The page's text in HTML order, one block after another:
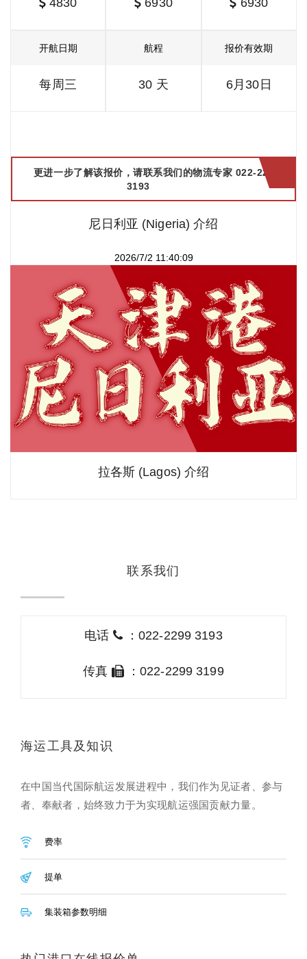
4830 6930 6930
开航日期
每周三
航程
30 天
报价有效期
6月30日
更进一步了解该报价，请联系我们的物流专家 022-2299
3193
尼日利亚 (Nigeria) 介绍
2026/7/2 11:40:09
拉各斯 (Lagos) 介绍
联系我们
电话 ：022-2299 3193
传真 ：022-2299 3199
海运工具及知识
在中国当代国际航运发展进程中，我们作为见证者、参与
者、奉献者，始终致力于为实现航运强国贡献力量。
费率
提单
集装箱参数明细